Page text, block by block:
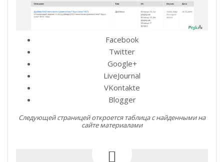
Facebook
Twitter
Google+
LiveJournal
VKontakte
Blogger
Следующей страницей откроется таблица с найденными на
сайте материалами